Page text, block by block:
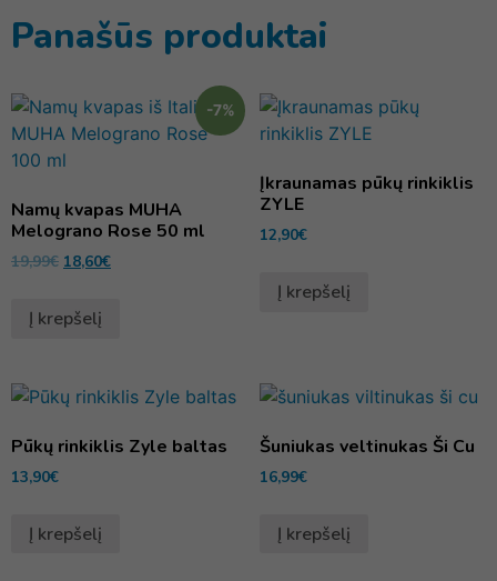
Panašūs produktai
-7%
Namų kvapas MUHA
Melograno Rose 50 ml
19,99€ 18,60€
Į krepšelį
Įkraunamas pūkų rinkiklis
ZYLE
12,90€
Į krepšelį
Pūkų rinkiklis Zyle baltas
13,90€
Į krepšelį
Šuniukas veltinukas Ši Cu
16,99€
Į krepšelį